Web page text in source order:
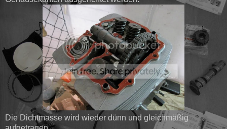
Die Dichtmasse wird wieder dünn und gleichmäßig